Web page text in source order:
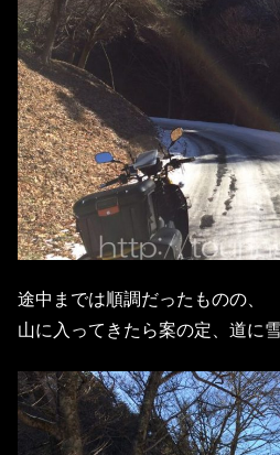
途中までは順調だったものの、
山に入ってきたら案の定、道に